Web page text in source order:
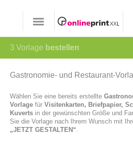
3 Vorlage bestellen
Gastronomie- und Restaurant-
Wählen Sie eine bereits erstellte
Vorlage für Visitenkarten, Briefpapier,
Kuverts in der gewünschten Größe und
Sie die Vorlage nach Ihrem Wunsch mit
„JETZT GESTALTEN“